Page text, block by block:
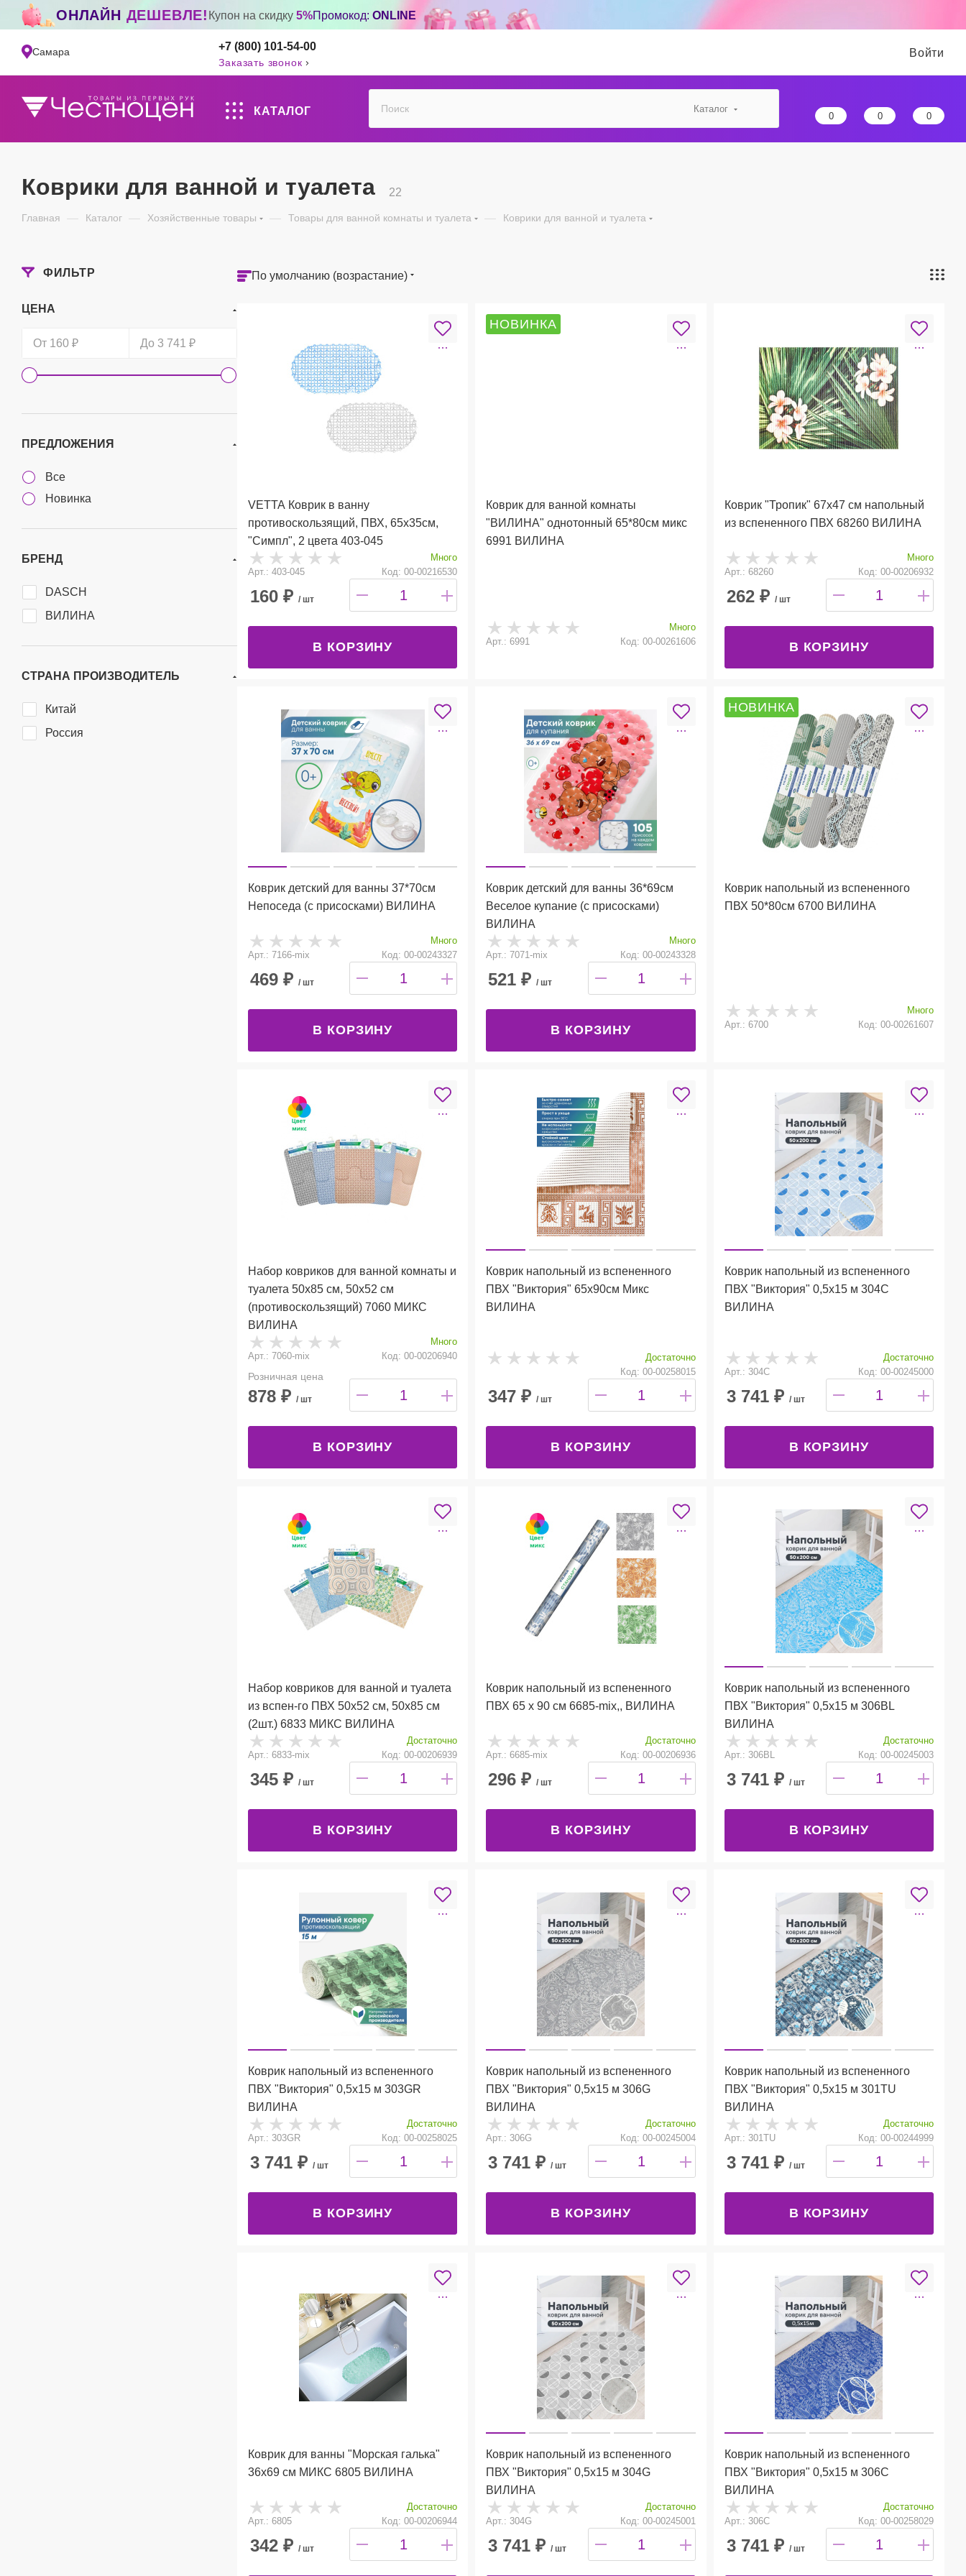
ОНЛАЙН ДЕШЕВЛЕ! Купон на скидку5%Промокод:ONLINE
Самара +7 (800) 101-54-00
Заказать звонок
Войти
КАТАЛОГ Каталог
0 0 0
Коврики для ванной и туалета 22
Главная — Каталог — Хозяйственные товары — Товары для ванной комнаты и туалета — Коврики для ванной и туалета
По умолчанию (возрастание)
VETTA Коврик в ванну
противоскользящий, ПВХ, 65x35см,
"Симпл", 2 цвета 403-045
Много
Арт.: 403-045
Код: 00-00216530
160 ₽ / шт
В КОРЗИНУ
НОВИНКА
Коврик для ванной комнаты
"ВИЛИНА" однотонный 65*80см микс
6991 ВИЛИНА
Много
Арт.: 6991
Код: 00-00261606
Коврик "Тропик" 67х47 см напольный
из вспененного ПВХ 68260 ВИЛИНА
Много
Арт.: 68260
Код: 00-00206932
262₽ / шт
В КОРЗИНУ
Коврик детский для ванны 37*70см
Непоседа (с присосками) ВИЛИНА
Много
Арт.: 7166-mix
Код: 00-00243327
469 ₽ / шт
В КОРЗИНУ
Коврик детский для ванны 36*69см
Веселое купание (с присосками)
ВИЛИНА
Много
Арт.: 7071-mix
Код: 00-00243328
521 ₽ / шт
В КОРЗИНУ
НОВИНКА
Коврик напольный из вспененного
ПВХ 50*80см 6700 ВИЛИНА
Много
Арт.: 6700
Код: 00-00261607
Набор ковриков для ванной комнаты и
туалета 50х85 см, 50х52 см
(противоскользящий) 7060 МИКС
ВИЛИНА
Много
Арт.: 7060-mix
Код: 00-00206940
Розничная цена
878 ₽ / шт
В КОРЗИНУ
Коврик напольный из вспененного
ПВХ "Виктория" 65х90см Микс
ВИЛИНА
Достаточно
Код: 00-00258015
347 ₽ / шт
В КОРЗИНУ
Коврик напольный из вспененного
ПВХ "Виктория" 0,5х15 м 304С
ВИЛИНА
Достаточно
Арт.: 304С
Код: 00-00245000
3 741₽ / шт
В КОРЗИНУ
Набор ковриков для ванной и туалета
из вспен-го ПВХ 50х52 см, 50х85 см
(2шт.) 6833 МИКС ВИЛИНА
Достаточно
Арт.: 6833-mix
Код: 00-00206939
345 ₽ / шт
В КОРЗИНУ
Коврик напольный из вспененного
ПВХ 65 х 90 см 6685-mix,, ВИЛИНА
Достаточно
Арт.: 6685-mix
Код: 00-00206936
296 ₽ / шт
В КОРЗИНУ
Коврик напольный из вспененного
ПВХ "Виктория" 0,5х15 м 306BL
ВИЛИНА
Достаточно
Арт.: 306BL
Код: 00-00245003
3 741₽ / шт
В КОРЗИНУ
Коврик напольный из вспененного
ПВХ "Виктория" 0,5х15 м 303GR
ВИЛИНА
Достаточно
Арт.: 303GR
Код: 00-00258025
3 741 ₽ / шт
В КОРЗИНУ
Коврик напольный из вспененного
ПВХ "Виктория" 0,5х15 м 306G
ВИЛИНА
Достаточно
Арт.: 306G
Код: 00-00245004
3 741 ₽ / шт
В КОРЗИНУ
Коврик напольный из вспененного
ПВХ "Виктория" 0,5х15 м 301TU
ВИЛИНА
Достаточно
Арт.: 301TU
Код: 00-00244999
3 741₽ / шт
В КОРЗИНУ
Коврик для ванны "Морская галька"
36х69 см МИКС 6805 ВИЛИНА
Достаточно
Арт.: 6805
Код: 00-00206944
342 ₽ / шт
Коврик напольный из вспененного
ПВХ "Виктория" 0,5х15 м 304G
ВИЛИНА
Достаточно
Арт.: 304G
Код: 00-00245001
3 741 ₽ / шт
Коврик напольный из вспененного
ПВХ "Виктория" 0,5х15 м 306С
ВИЛИНА
Достаточно
Арт.: 306С
Код: 00-00258029
3 741₽ / шт
ФИЛЬТР
ЦЕНА
ПРЕДЛОЖЕНИЯ
Все
Новинка
БРЕНД
DASCH
ВИЛИНА
СТРАНА ПРОИЗВОДИТЕЛЬ
Китай
Россия